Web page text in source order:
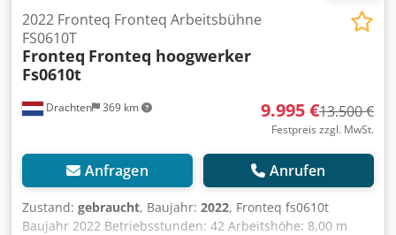
Drachten 369 km
2022 Fronteq Fronteq Arbeitsbühne
FS0610T
Fronteq Fronteq hoogwerker
Fs0610t
9.995 €13.500 €
Festpreis zzgl. MwSt.
Anfragen Anrufen
Zustand: gebraucht, Baujahr: 2022, Fronteq fs0610t
Baujahr 2022 Betriebsstunden: 42 Arbeitshöhe: 8,00 m